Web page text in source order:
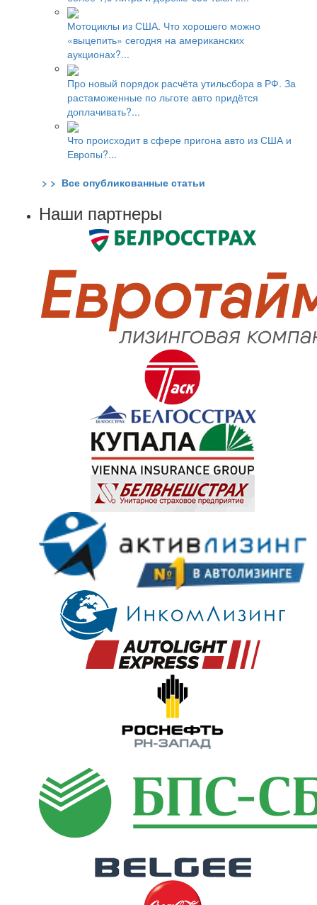
Мотоциклы из США. Что хорошего можно
«выцепить» сегодня на американских
аукционах?...
Про новый порядок расчёта утильсбора в РФ. За
растаможенные по льготе авто придётся
доплачивать?...
Что происходит в сфере пригона авто из США и
Европы?...
> > Все опубликованные статьи
Наши партнеры